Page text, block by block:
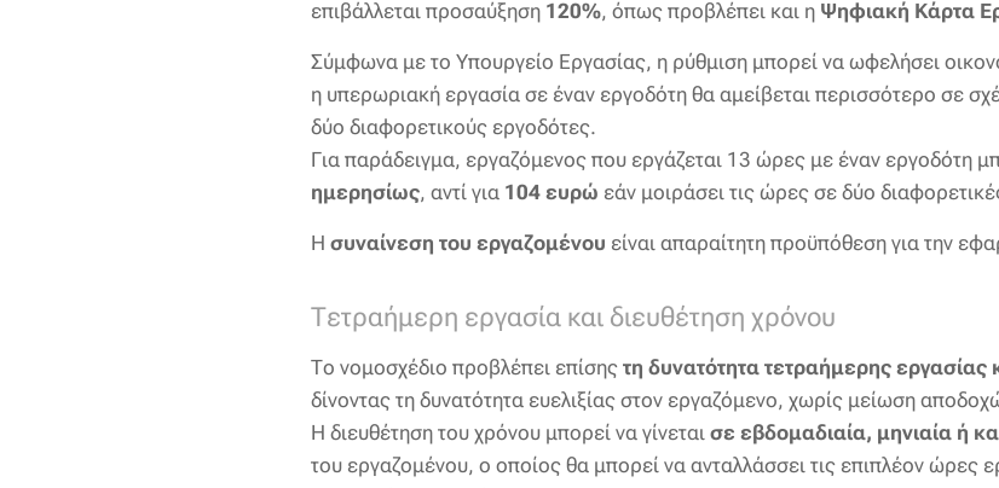
επιβάλλεται προσαύξηση 120%, όπως προβλέπει και η Ψηφιακή Κάρτα
Σύμφωνα με το Υπουργείο Εργασίας, η ρύθμιση μπορεί να ωφελήσει
η υπερωριακή εργασία σε έναν εργοδότη θα αμείβεται περισσότερο σε
δύο διαφορετικούς εργοδότες.
Για παράδειγμα, εργαζόμενος που εργάζεται 13 ώρες με έναν εργοδότη
ημερησίως, αντί για 104 ευρώ εάν μοιράσει τις ώρες σε δύο
Η συναίνεση του εργαζομένου είναι απαραίτητη προϋπόθεση για την
Τετραήμερη εργασία και διευθέτηση χρόνου
Το νομοσχέδιο προβλέπει επίσης τη δυνατότητα τετραήμερης εργασίας
δίνοντας τη δυνατότητα ευελιξίας στον εργαζόμενο, χωρίς μείωση
Η διευθέτηση του χρόνου μπορεί να γίνεται σε εβδομαδιαία, μηνιαία ή
του εργαζομένου, ο οποίος θα μπορεί να ανταλλάσσει τις επιπλέον ώρες